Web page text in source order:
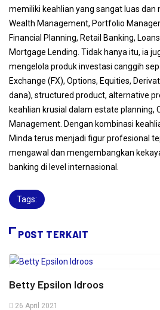
memiliki keahlian yang sangat luas dan
Wealth Management, Portfolio
Financial Planning, Retail Banking,
Mortgage Lending. Tidak hanya itu, ia
mengelola produk investasi canggih
Exchange (FX), Options, Equities,
dana), structured product, alternative
keahlian krusial dalam estate planning,
Management. Dengan kombinasi
Minda terus menjadi figur profesional
mengawal dan mengembangkan
banking di level internasional.
Tags:
POST TERKAIT
Betty Epsilon Idroos
26 April 2021